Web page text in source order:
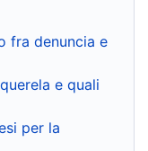
fra denuncia e
e quali
per la